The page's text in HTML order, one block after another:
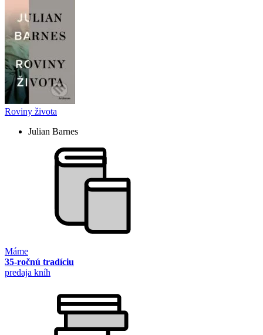
Roviny života
Julian Barnes
Máme
35-ročnú tradíciu
predaja kníh